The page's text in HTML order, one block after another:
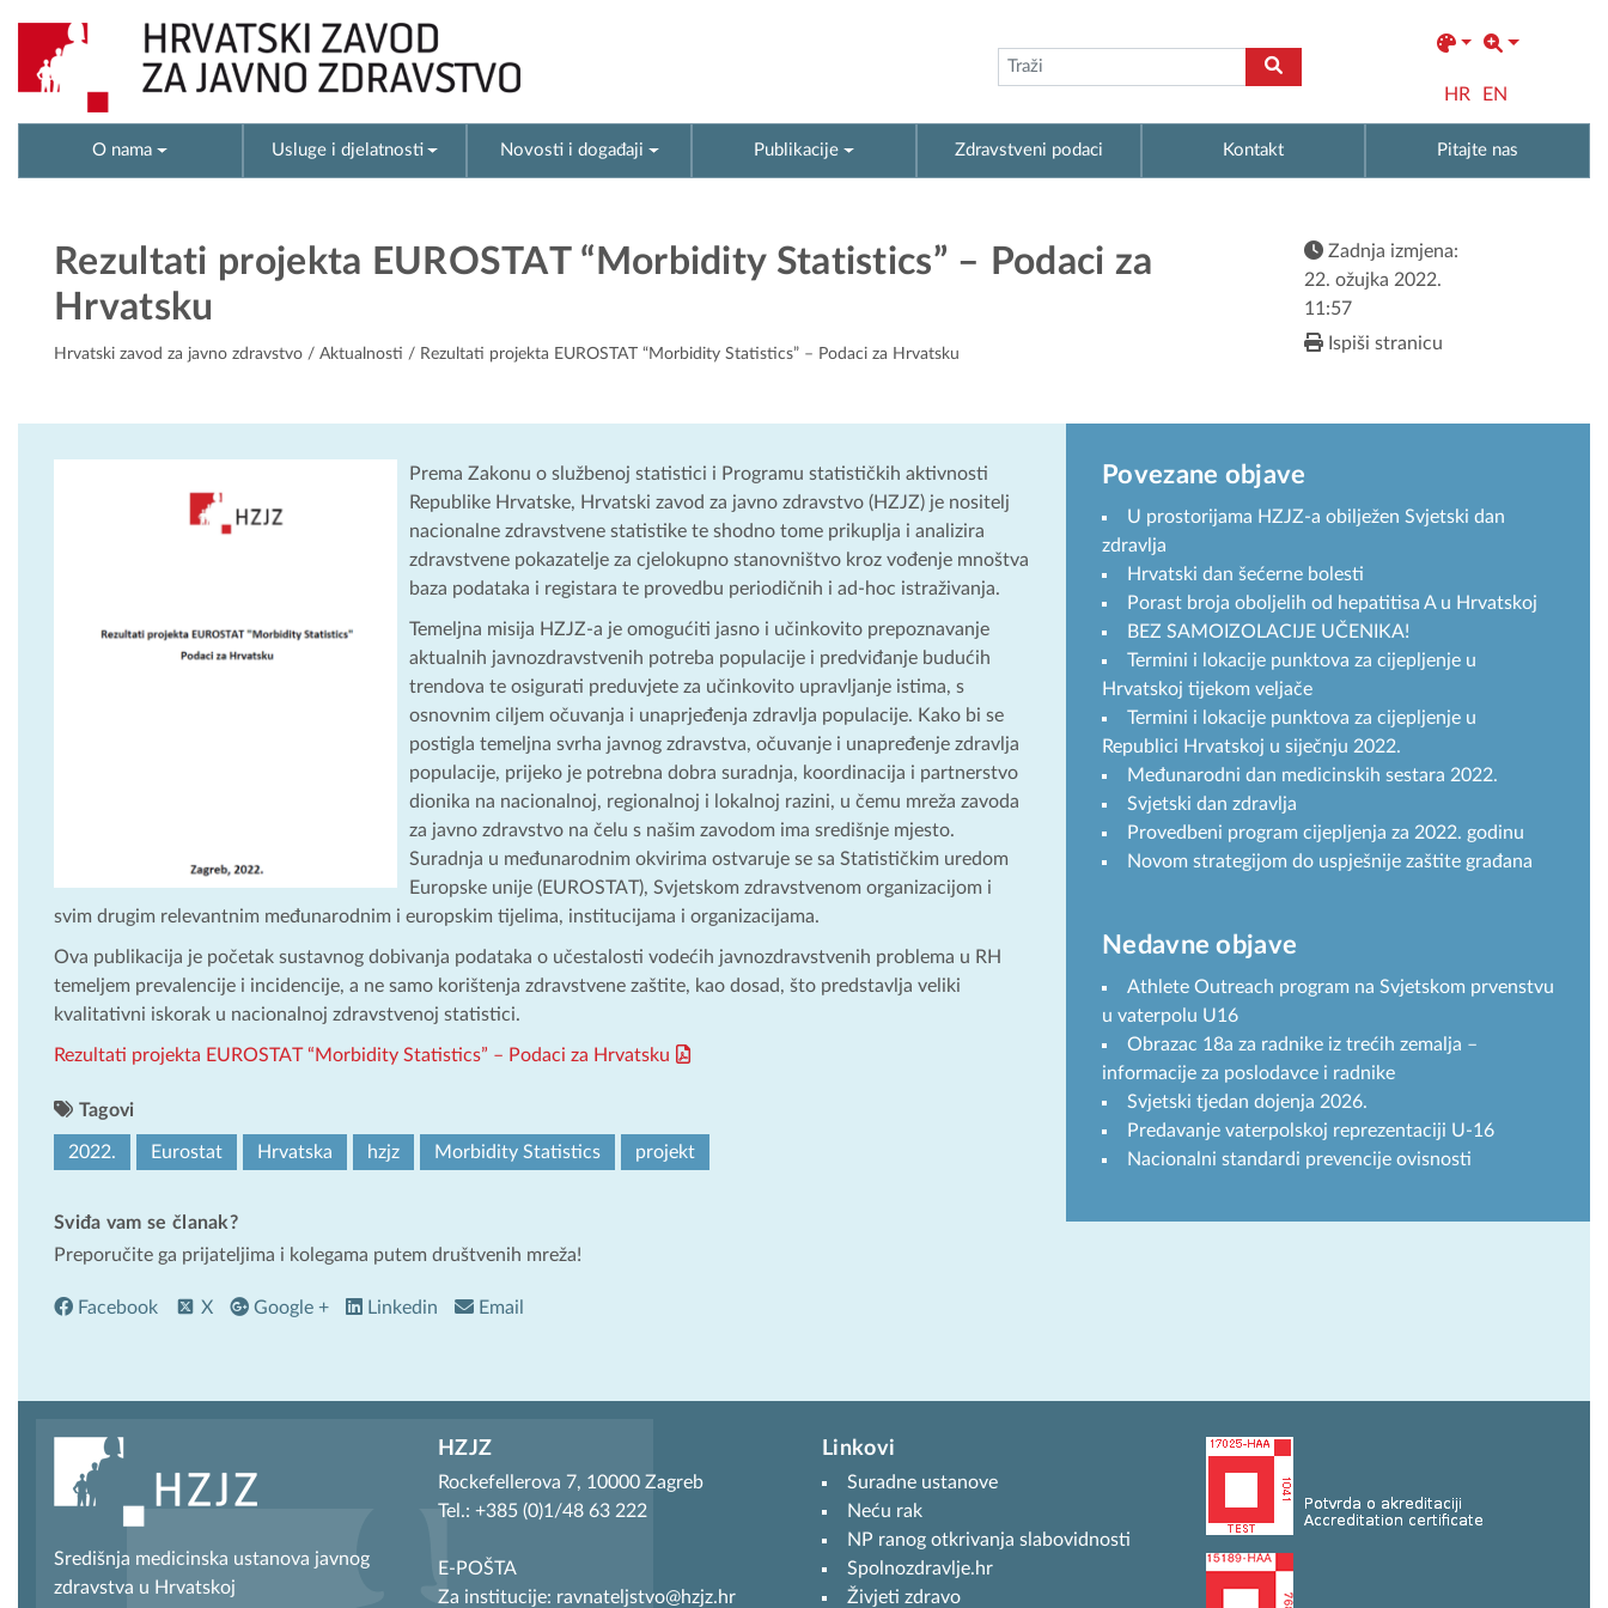
HR EN
O nama Usluge i djelatnosti Novosti i događaji Publikacije Zdravstveni podaci Kontakt Pitajte nas
Rezultati projekta EUROSTAT “Morbidity Statistics” – Podaci za
Hrvatsku
Hrvatski zavod za javno zdravstvo / Aktualnosti / Rezultati projekta EUROSTAT “Morbidity Statistics” – Podaci za Hrvatsku
Zadnja izmjena:
22. ožujka 2022.
11:57
Ispiši stranicu
Prema Zakonu o službenoj statistici i Programu statističkih aktivnosti
Republike Hrvatske, Hrvatski zavod za javno zdravstvo (HZJZ) je nositelj
nacionalne zdravstvene statistike te shodno tome prikuplja i analizira
zdravstvene pokazatelje za cjelokupno stanovništvo kroz vođenje mnoštva
baza podataka i registara te provedbu periodičnih i ad-hoc istraživanja.
Temeljna misija HZJZ-a je omogućiti jasno i učinkovito prepoznavanje
aktualnih javnozdravstvenih potreba populacije i predviđanje budućih
trendova te osigurati preduvjete za učinkovito upravljanje istima, s
osnovnim ciljem očuvanja i unaprjeđenja zdravlja populacije. Kako bi se
postigla temeljna svrha javnog zdravstva, očuvanje i unapređenje zdravlja
populacije, prijeko je potrebna dobra suradnja, koordinacija i partnerstvo
dionika na nacionalnoj, regionalnoj i lokalnoj razini, u čemu mreža zavoda
za javno zdravstvo na čelu s našim zavodom ima središnje mjesto.
Suradnja u međunarodnim okvirima ostvaruje se sa Statističkim uredom
Europske unije (EUROSTAT), Svjetskom zdravstvenom organizacijom i
svim drugim relevantnim međunarodnim i europskim tijelima, institucijama i organizacijama.
Ova publikacija je početak sustavnog dobivanja podataka o učestalosti vodećih javnozdravstvenih problema u RH
temeljem prevalencije i incidencije, a ne samo korištenja zdravstvene zaštite, kao dosad, što predstavlja veliki
kvalitativni iskorak u nacionalnoj zdravstvenoj statistici.
Rezultati projekta EUROSTAT “Morbidity Statistics” – Podaci za Hrvatsku
Tagovi
2022. Eurostat Hrvatska hzjz Morbidity Statistics projekt
Sviđa vam se članak?
Preporučite ga prijateljima i kolegama putem društvenih mreža!
Facebook X Google + Linkedin Email
Povezane objave
U prostorijama HZJZ-a obilježen Svjetski dan
zdravlja
Hrvatski dan šećerne bolesti
Porast broja oboljelih od hepatitisa A u Hrvatskoj
BEZ SAMOIZOLACIJE UČENIKA!
Termini i lokacije punktova za cijepljenje u
Hrvatskoj tijekom veljače
Termini i lokacije punktova za cijepljenje u
Republici Hrvatskoj u siječnju 2022.
Međunarodni dan medicinskih sestara 2022.
Svjetski dan zdravlja
Provedbeni program cijepljenja za 2022. godinu
Novom strategijom do uspješnije zaštite građana
Nedavne objave
Athlete Outreach program na Svjetskom prvenstvu
u vaterpolu U16
Obrazac 18a za radnike iz trećih zemalja –
informacije za poslodavce i radnike
Svjetski tjedan dojenja 2026.
Predavanje vaterpolskoj reprezentaciji U-16
Nacionalni standardi prevencije ovisnosti
Središnja medicinska ustanova javnog
zdravstva u Hrvatskoj
HZJZ
Rockefellerova 7, 10000 Zagreb
Tel.: +385 (0)1/48 63 222
E-POŠTA
Za institucije: ravnateljstvo@hzjz.hr
Linkovi
Suradne ustanove
Neću rak
NP ranog otkrivanja slabovidnosti
Spolnozdravlje.hr
Živjeti zdravo